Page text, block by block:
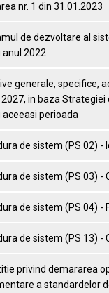
nr. 1 din 31.01.2023
de dezvoltare al
2022
generale, specifice,
in baza
perioada
de sistem (PS 02) -
de sistem (PS 03) -
de sistem (PS 04) -
de sistem (PS 13) -
privind demararea
a standardelor